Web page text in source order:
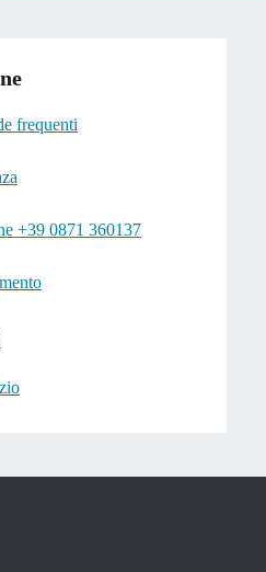
frequenti
+39 0871 360137